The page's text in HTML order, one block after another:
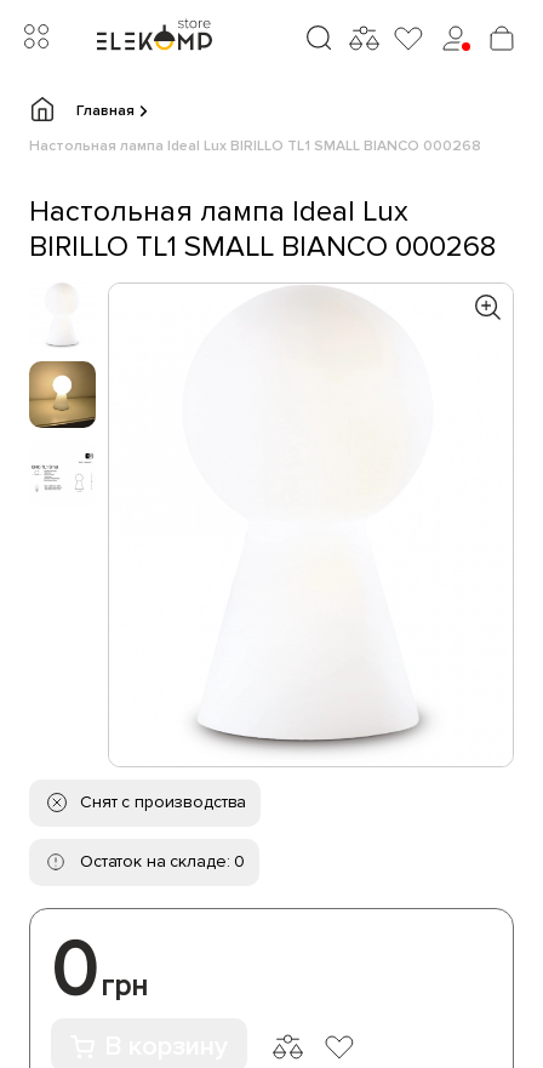
Главная
Настольная лампа Ideal Lux BIRILLO TL1 SMALL BIANCO 000268
Настольная лампа Ideal Lux
BIRILLO TL1 SMALL BIANCO 000268
Снят с производства
Остаток на складе: 0
0грн